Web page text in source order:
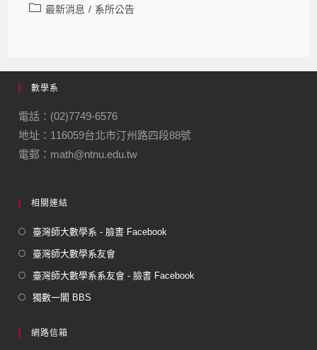
最新消息 / 系所公告
數學系
電話：(02)7749-6576
地址：116059台北市汀州路四段88號
電郵：math@ntnu.edu.tw
相關連結
臺灣師大數學系 - 臉書 Facebook
臺灣師大數學系友會
臺灣師大數學系系友會 - 臉書 Facebook
獨數一閣 BBS
網路信箱